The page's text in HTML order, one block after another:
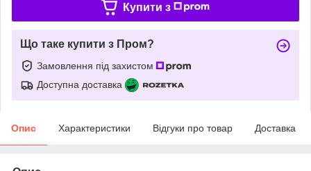
Купити з
Що таке купити з Пром?
Замовлення під захистом
Доступна доставка
Опис Характеристики Відгуки про товар Доставка